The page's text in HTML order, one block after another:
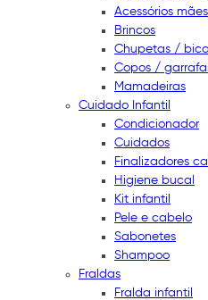
Acessórios mães
Brincos
Chupetas /
Copos /
Mamadeiras
Cuidado Infantil
Condicionador
Cuidados
Finalizadores
Higiene bucal
Kit infantil
Pele e cabelo
Sabonetes
Shampoo
Fraldas
Fralda infantil